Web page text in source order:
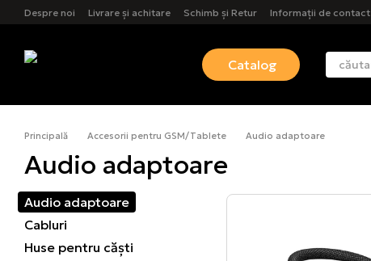
Mergi la conținutul principal
Despre noi Livrare și achitare Schimb și Retur Informații de contact
Catalog
Principală Accesorii pentru GSM/Tablete Audio adaptoare
Audio adaptoare
Audio adaptoare
Cabluri
Huse pentru căști